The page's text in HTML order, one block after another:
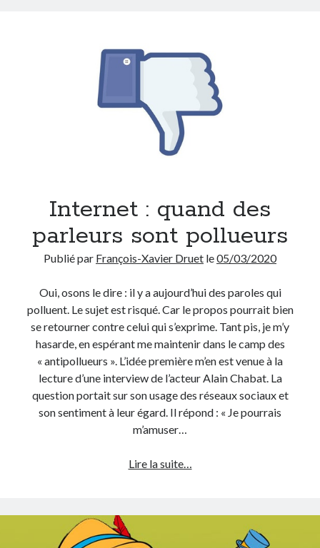
Internet : quand des
parleurs sont pollueurs
Publié par François-Xavier Druet le05/03/2020
Oui, osons le dire : il y a aujourd’hui des paroles qui
polluent. Le sujet est risqué. Car le propos pourrait bien
se retourner contre celui qui s’exprime. Tant pis, je m’y
hasarde, en espérant me maintenir dans le camp des
« antipollueurs ». L’idée première m’en est venue à la
lecture d’une interview de l’acteur Alain Chabat. La
question portait sur son usage des réseaux sociaux et
son sentiment à leur égard. Il répond : « Je pourrais
m’amuser…
Lire la suite…
des